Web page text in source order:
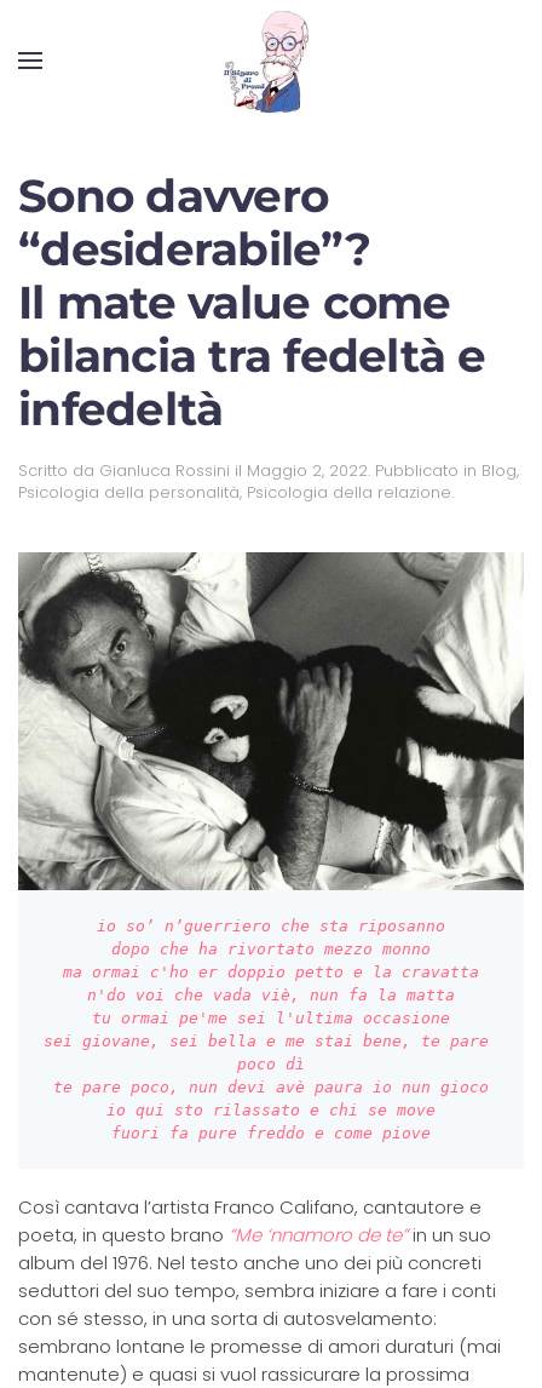
Sono davvero
“desiderabile”?
Il mate value come
bilancia tra fedeltà e
infedeltà
Scritto da Gianluca Rossini il Maggio 2, 2022. Pubblicato in Blog,
Psicologia della personalità, Psicologia della relazione.
io so’ n’guerriero che sta riposanno
dopo che ha rivortato mezzo monno
ma ormai c'ho er doppio petto e la cravatta
n'do voi che vada viè, nun fa la matta
tu ormai pe'me sei l'ultima occasione
sei giovane, sei bella e me stai bene, te pare
poco dì
te pare poco, nun devi avè paura io nun gioco
io qui sto rilassato e chi se move
fuori fa pure freddo e come piove
Così cantava l’artista Franco Califano, cantautore e
poeta, in questo brano “Me ‘nnamoro de te”in un suo
album del 1976. Nel testo anche uno dei più concreti
seduttori del suo tempo, sembra iniziare a fare i conti
con sé stesso, in una sorta di autosvelamento:
sembrano lontane le promesse di amori duraturi (mai
mantenute) e quasi si vuol rassicurare la prossima